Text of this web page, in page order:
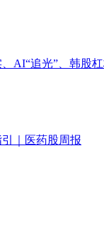
AI“追光”、韩股
｜医药股周报